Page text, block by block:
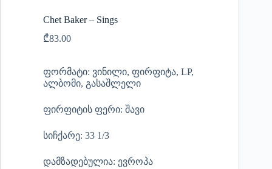
Chet Baker – Sings
₾83.00
ფორმატი: ვინილი, ფირფიტა, LP,
ალბომი, გასაშლელი
ფირფიტის ფერი: შავი
სიჩქარე: 33 1/3
დამზადებულია: ევროპა